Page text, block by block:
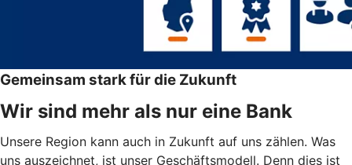
Gemeinsam stark für die Zukunft
Wir sind mehr als nur eine Bank
Unsere Region kann auch in Zukunft auf uns zählen. Was
uns auszeichnet, ist unser Geschäftsmodell. Denn dies ist